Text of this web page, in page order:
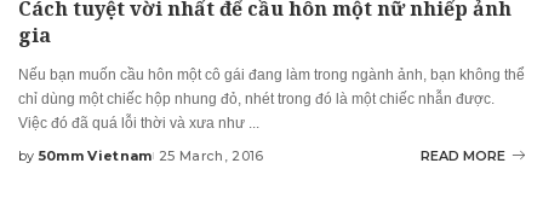
Cách tuyệt vời nhất để cầu hôn một nữ nhiếp ảnh
gia
Nếu bạn muốn cầu hôn một cô gái đang làm trong ngành ảnh, bạn không thể
chỉ dùng một chiếc hộp nhung đỏ, nhét trong đó là một chiếc nhẫn được.
Việc đó đã quá lỗi thời và xưa như
Posted
by 50mm Vietnam 25 March, 2016 READ MORE